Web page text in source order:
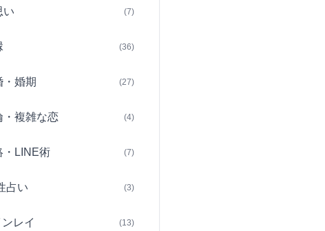
い (7)
(36)
・婚期 (27)
・複雑な恋 (4)
・LINE術 (7)
占い (3)
レイ (13)